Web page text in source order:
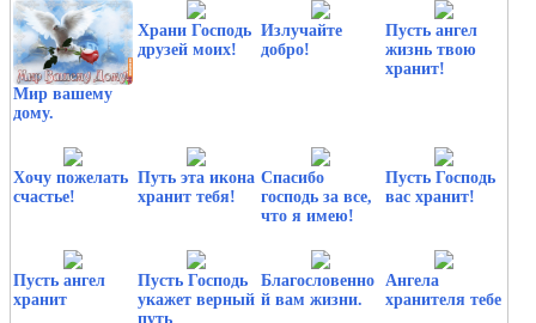
Мир вашему
дому.
Храни Господь
друзей моих!
Излучайте
добро!
Пусть ангел
жизнь твою
хранит!
Хочу пожелать
счастье!
Путь эта икона
хранит тебя!
Спасибо
господь за все,
что я имею!
Пусть Господь
вас хранит!
Пусть ангел
хранит
Пусть Господь
укажет верный
путь
Благословенно
й вам жизни.
Ангела
хранителя тебе